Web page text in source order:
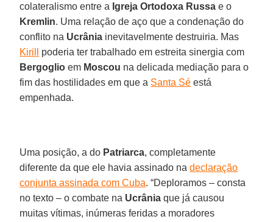
colateralismo entre a Igreja Ortodoxa Russa e o
Kremlin. Uma relação de aço que a condenação do
conflito na Ucrânia inevitavelmente destruiria. Mas
Kirill
poderia ter trabalhado em estreita sinergia com
Bergoglio em Moscou na delicada mediação para o
fim das hostilidades em que a Santa Sé está
empenhada.
Uma posição, a do Patriarca, completamente
diferente da que ele havia assinado nadeclaração
conjunta assinada com Cuba. “Deploramos – consta
no texto – o combate na Ucrânia que já causou
muitas vítimas, inúmeras feridas a moradores